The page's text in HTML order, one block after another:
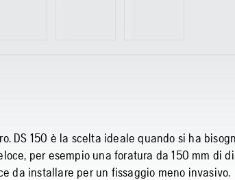
DS 150 è la scelta ideale quando si ha
per esempio una foratura da 150 mm di
da installare per un fissaggio meno invasivo.